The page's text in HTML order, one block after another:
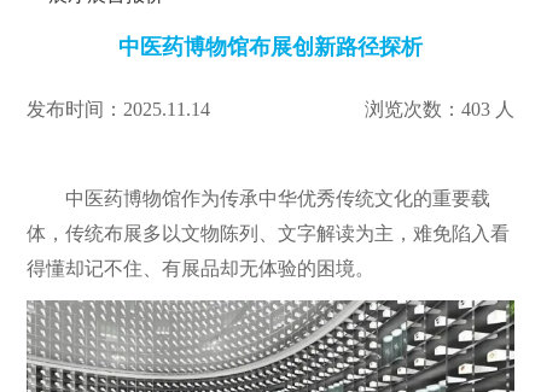
中医药博物馆布展创新路径探析
发布时间：2025.11.14 浏览次数：403 人
中医药博物馆作为传承中华优秀传统文化的重要载
体，传统布展多以文物陈列、文字解读为主，难免陷入看
得懂却记不住、有展品却无体验的困境。